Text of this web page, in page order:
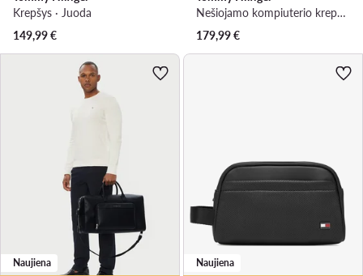
Krepšys · Juoda
149,99€
Nešiojamo kompiuterio krepšys · Juoda
179,99€
Naujiena Naujiena